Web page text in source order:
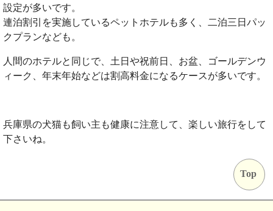
設定が多いです。
連泊割引を実施しているペットホテルも多く、二泊三日パッ
クプランなども。
人間のホテルと同じで、土日や祝前日、お盆、ゴールデンウ
ィーク、年末年始などは割高料金になるケースが多いです。
兵庫県の犬猫も飼い主も健康に注意して、楽しい旅行をして
下さいね。
Top